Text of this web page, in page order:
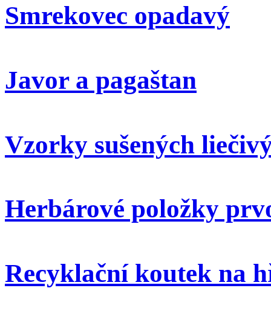
Smrekovec opadavý
Javor a pagaštan
Vzorky sušených
Herbárové položky
Recyklační koutek na